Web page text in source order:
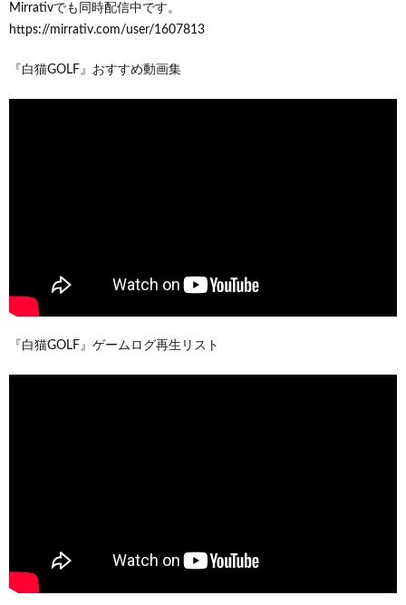
Mirrativでも同時配信中です。
https://mirrativ.com/user/1607813
『白猫GOLF』おすすめ動画集
『白猫GOLF』ゲームログ再生リスト